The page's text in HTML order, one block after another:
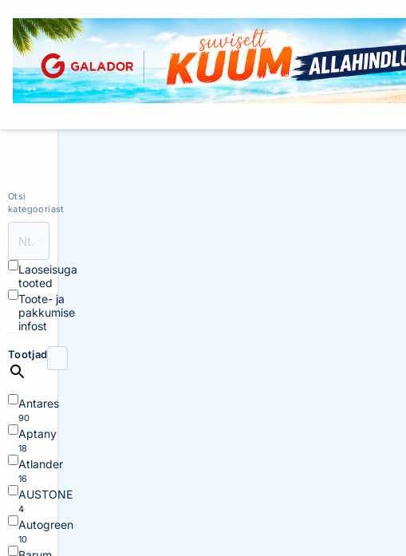
Otsi
kategooriast
Laoseisuga
tooted
Toote- ja
pakkumise
infost
Tootjad
Antares
90
Aptany
18
Atlander
16
AUSTONE
4
Autogreen
10